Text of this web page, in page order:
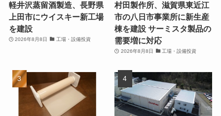
軽井沢蒸留酒製造、長野県
上田市にウイスキー新工場
を建設
2026年8月8日 工場・設備投資
村田製作所、滋賀県東近江
市の八日市事業所に新生産
棟を建設 サーミスタ製品の
需要増に対応
2026年8月8日 工場・設備投資